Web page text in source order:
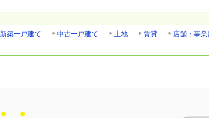
新築一戸建て 中古一戸建て 土地 賃貸
店舗・事業